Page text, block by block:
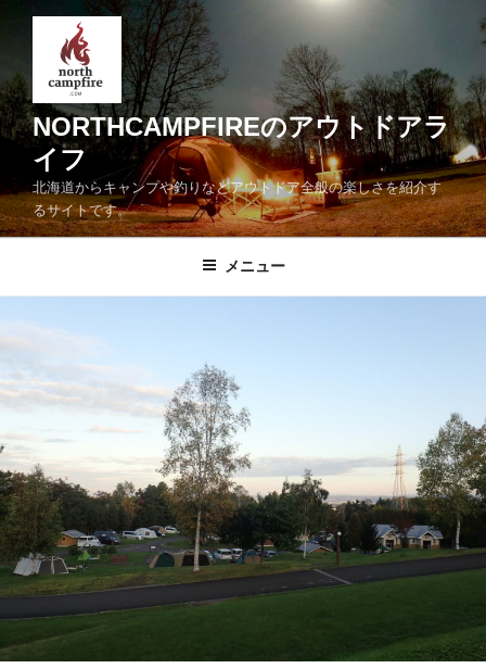
ン
ツ
へ
キ
ッ
NORTHCAMPFIREのアウトドアラ
イフ
北海道からキャンプや釣りなどアウトドア全般の楽しさを紹介す
るサイトです。
メニュー